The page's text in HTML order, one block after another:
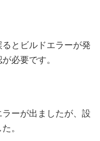
とビルドエラーが発
必要です。
ーが出ましたが、設
。